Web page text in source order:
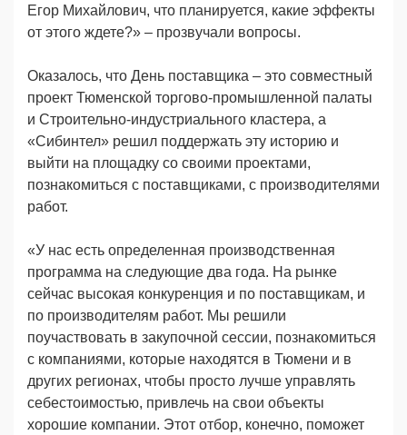
Егор Михайлович, что планируется, какие эффекты
от этого ждете?» – прозвучали вопросы.
Оказалось, что День поставщика – это совместный
проект Тюменской торгово-промышленной палаты
и Строительно-индустриального кластера, а
«Сибинтел» решил поддержать эту историю и
выйти на площадку со своими проектами,
познакомиться с поставщиками, с производителями
работ.
«У нас есть определенная производственная
программа на следующие два года. На рынке
сейчас высокая конкуренция и по поставщикам, и
по производителям работ. Мы решили
поучаствовать в закупочной сессии, познакомиться
с компаниями, которые находятся в Тюмени и в
других регионах, чтобы просто лучше управлять
себестоимостью, привлечь на свои объекты
хорошие компании. Этот отбор, конечно, поможет